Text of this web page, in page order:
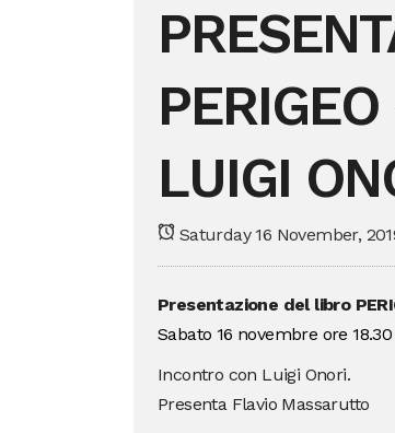
LUIGI
Saturday 16 November,
Presentazione del libro
Sabato 16 novembre ore
Incontro con Luigi Onori.
Presenta Flavio Massarutto